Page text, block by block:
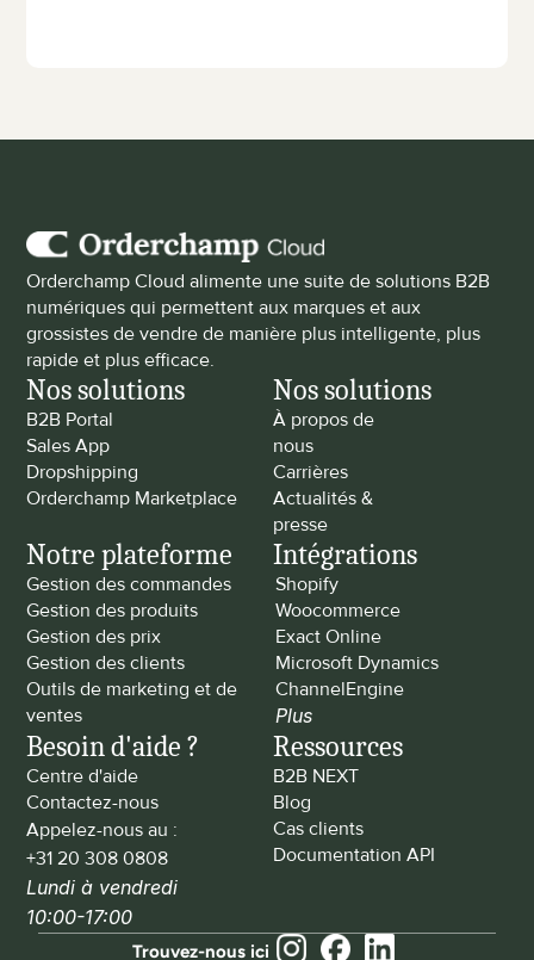
Orderchamp Cloud alimente une suite de solutions B2B
numériques qui permettent aux marques et aux
grossistes de vendre de manière plus intelligente, plus
rapide et plus efficace.
Nos solutions
B2B Portal
Sales App
Dropshipping
Orderchamp Marketplace
Nos solutions
À propos de
nous
Carrières
Actualités &
presse
Notre plateforme
Gestion des commandes
Gestion des produits
Gestion des prix
Gestion des clients
Outils de marketing et de
ventes
Intégrations
Shopify
Woocommerce
Exact Online
Microsoft Dynamics
ChannelEngine
Plus
Besoin d'aide ?
Centre d'aide
Contactez-nous
Appelez-nous au :
+31 20 308 0808
Lundi à vendredi
10:00-17:00
Ressources
B2B NEXT
Blog
Cas clients
Documentation API
Trouvez-nous ici